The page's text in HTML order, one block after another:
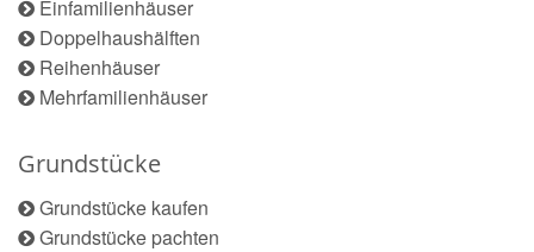
Einfamilienhäuser
Doppelhaushälften
Reihenhäuser
Mehrfamilienhäuser
Grundstücke
Grundstücke kaufen
Grundstücke pachten